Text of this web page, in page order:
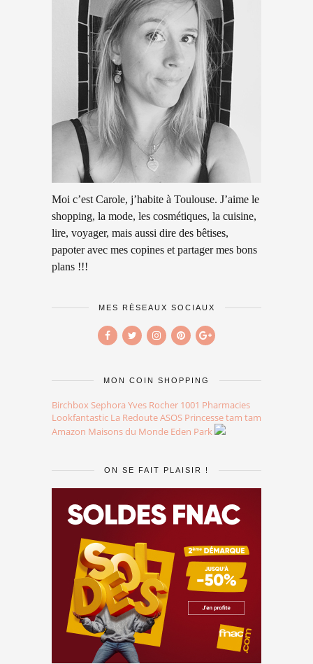
Moi c’est Carole, j’habite à Toulouse. J’aime le
shopping, la mode, les cosmétiques, la cuisine,
lire, voyager, mais aussi dire des bêtises,
papoter avec mes copines et partager mes bons
plans !!!
MES RÉSEAUX SOCIAUX
MON COIN SHOPPING
Birchbox Sephora Yves Rocher 1001 Pharmacies
Lookfantastic La RedouteASOS Princesse tam tam
Amazon Maisons du Monde Eden Park
ON SE FAIT PLAISIR !